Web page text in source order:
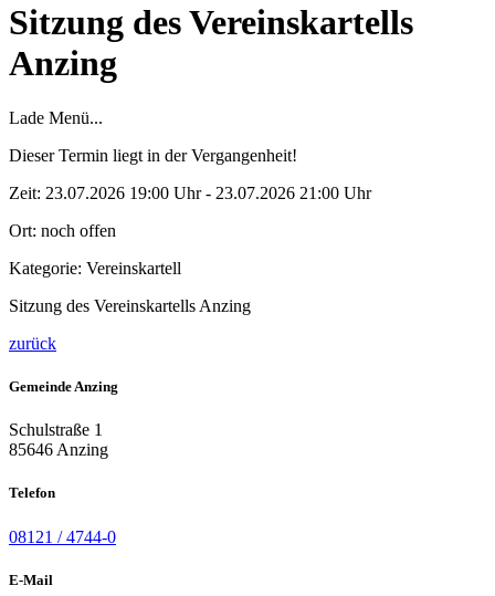
Sitzung des Vereinskartells
Anzing
Lade Menü...
Dieser Termin liegt in der Vergangenheit!
Zeit: 23.07.2026 19:00 Uhr - 23.07.2026 21:00 Uhr
Ort: noch offen
Kategorie: Vereinskartell
Sitzung des Vereinskartells Anzing
zurück
Gemeinde Anzing
Schulstraße 1
85646 Anzing
Telefon
08121 / 4744-0
E-Mail